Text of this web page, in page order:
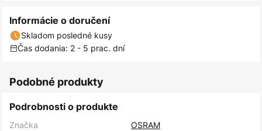
Informácie o doručení
Skladom posledné kusy
Čas dodania: 2 - 5 prac. dní
Podobné produkty
Podrobnosti o produkte
Značka
OSRAM